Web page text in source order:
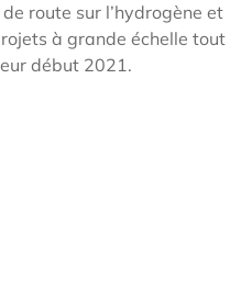
route sur l’hydrogène et
à grande échelle tout
début 2021.